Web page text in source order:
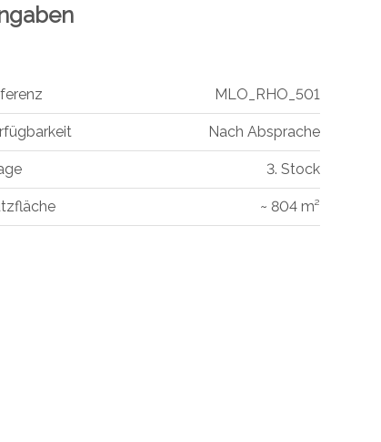
MLO_RHO_501
Nach Absprache
3. Stock
~ 804 m²